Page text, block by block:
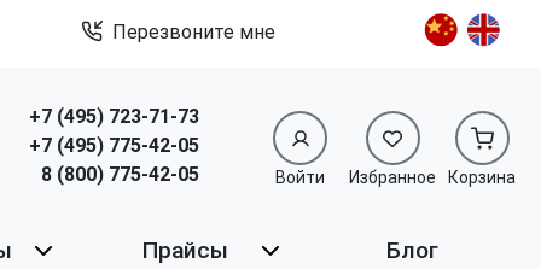
Перезвоните мне
+7 (495) 723-71-73
+7 (495) 775-42-05
8 (800) 775-42-05
Войти Избранное Корзина
Прайсы Блог